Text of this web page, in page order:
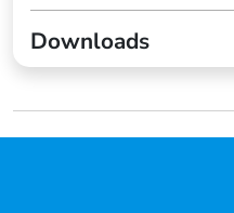
Downloads